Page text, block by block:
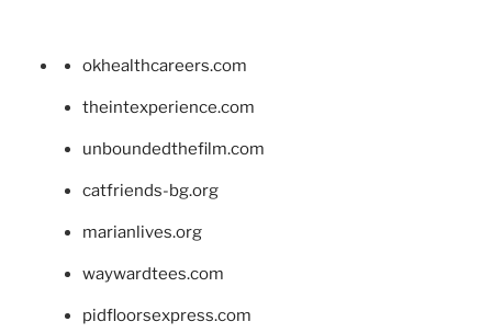
okhealthcareers.com
theintexperience.com
unboundedthefilm.com
catfriends-bg.org
marianlives.org
waywardtees.com
pidfloorsexpress.com